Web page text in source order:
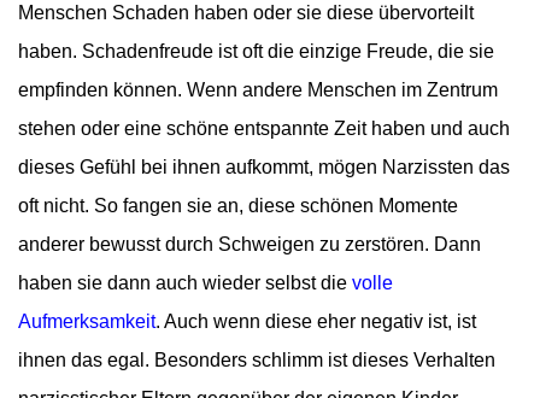
Menschen Schaden haben oder sie diese übervorteilt
haben. Schadenfreude ist oft die einzige Freude, die sie
empfinden können. Wenn andere Menschen im Zentrum
stehen oder eine schöne entspannte Zeit haben und auch
dieses Gefühl bei ihnen aufkommt, mögen Narzissten das
oft nicht. So fangen sie an, diese schönen Momente
anderer bewusst durch Schweigen zu zerstören. Dann
haben sie dann auch wieder selbst die volle
Aufmerksamkeit. Auch wenn diese eher negativ ist, ist
ihnen das egal. Besonders schlimm ist dieses Verhalten